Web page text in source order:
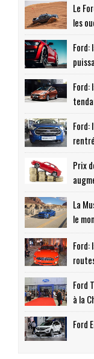
Le
les
Ford:
Ford:
Ford:
Prix
La
le
Ford:
Ford
à la
Ford